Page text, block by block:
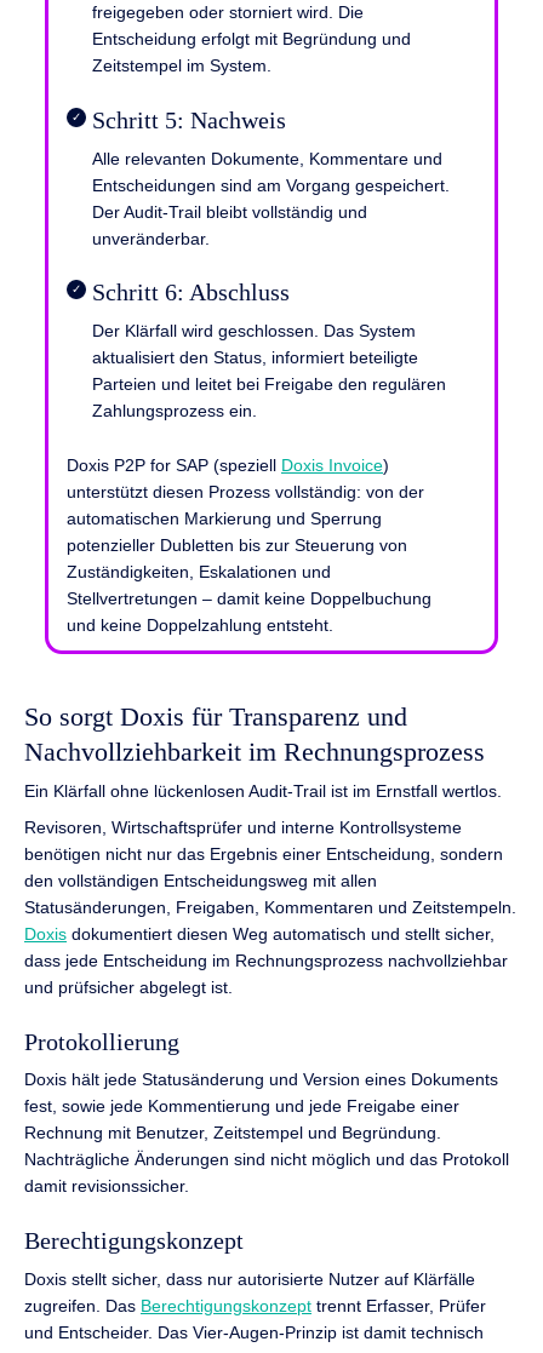
freigegeben oder storniert wird. Die
Entscheidung erfolgt mit Begründung und
Zeitstempel im System.
Schritt 5: Nachweis
Alle relevanten Dokumente, Kommentare und
Entscheidungen sind am Vorgang gespeichert.
Der Audit-Trail bleibt vollständig und
unveränderbar.
Schritt 6: Abschluss
Der Klärfall wird geschlossen. Das System
aktualisiert den Status, informiert beteiligte
Parteien und leitet bei Freigabe den regulären
Zahlungsprozess ein.
Doxis P2P for SAP (speziell Doxis Invoice)
unterstützt diesen Prozess vollständig: von der
automatischen Markierung und Sperrung
potenzieller Dubletten bis zur Steuerung von
Zuständigkeiten, Eskalationen und
Stellvertretungen – damit keine Doppelbuchung
und keine Doppelzahlung entsteht.
So sorgt Doxis für Transparenz und
Nachvollziehbarkeit im Rechnungsprozess
Ein Klärfall ohne lückenlosen Audit-Trail ist im Ernstfall wertlos.
Revisoren, Wirtschaftsprüfer und interne Kontrollsysteme
benötigen nicht nur das Ergebnis einer Entscheidung, sondern
den vollständigen Entscheidungsweg mit allen
Statusänderungen, Freigaben, Kommentaren und Zeitstempeln.
Doxis dokumentiert diesen Weg automatisch und stellt sicher,
dass jede Entscheidung im Rechnungsprozess nachvollziehbar
und prüfsicher abgelegt ist.
Protokollierung
Doxis hält jede Statusänderung und Version eines Dokuments
fest, sowie jede Kommentierung und jede Freigabe einer
Rechnung mit Benutzer, Zeitstempel und Begründung.
Nachträgliche Änderungen sind nicht möglich und das Protokoll
damit revisionssicher.
Berechtigungskonzept
Doxis stellt sicher, dass nur autorisierte Nutzer auf Klärfälle
zugreifen. Das Berechtigungskonzept trennt Erfasser, Prüfer
und Entscheider. Das Vier-Augen-Prinzip ist damit technisch